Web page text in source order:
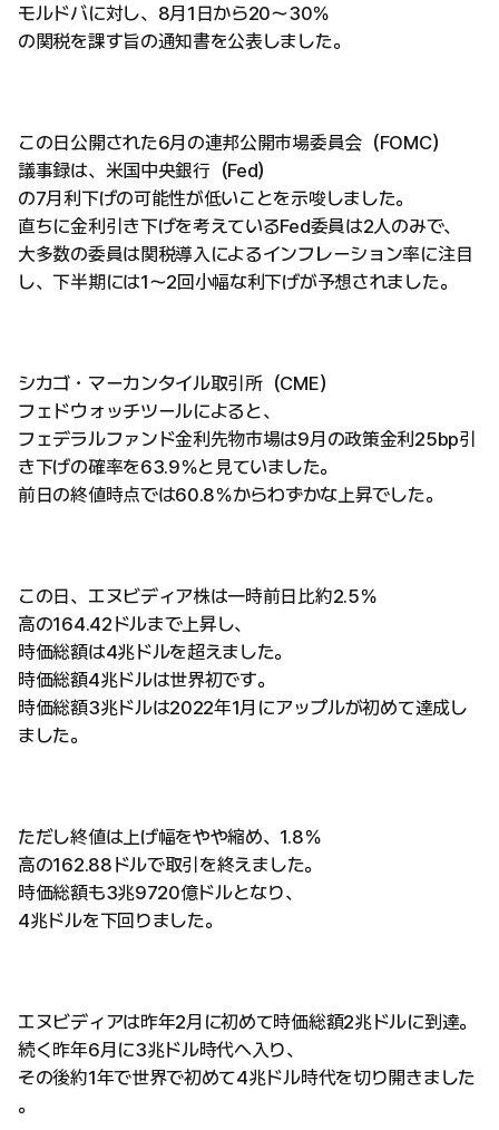
モルドバに対し、8月1日から20～30％
の関税を課す旨の通知書を公表しました。
この日公開された6月の連邦公開市場委員会（FOMC）
議事録は、米国中央銀行（Fed）
の7月利下げの可能性が低いことを示唆しました。
直ちに金利引き下げを考えているFed委員は2人のみで、
大多数の委員は関税導入によるインフレーション率に注目
し、下半期には1～2回小幅な利下げが予想されました。
シカゴ・マーカンタイル取引所（CME）
フェドウォッチツールによると、
フェデラルファンド金利先物市場は9月の政策金利25bp引
き下げの確率を63.9％と見ていました。
前日の終値時点では60.8％からわずかな上昇でした。
この日、エヌビディア株は一時前日比約2.5％
高の164.42ドルまで上昇し、
時価総額は4兆ドルを超えました。
時価総額4兆ドルは世界初です。
時価総額3兆ドルは2022年1月にアップルが初めて達成し
ました。
ただし終値は上げ幅をやや縮め、1.8％
高の162.88ドルで取引を終えました。
時価総額も3兆9720億ドルとなり、
4兆ドルを下回りました。
エヌビディアは昨年2月に初めて時価総額2兆ドルに到達。
続く昨年6月に3兆ドル時代へ入り、
その後約1年で世界で初めて4兆ドル時代を切り開きました
。